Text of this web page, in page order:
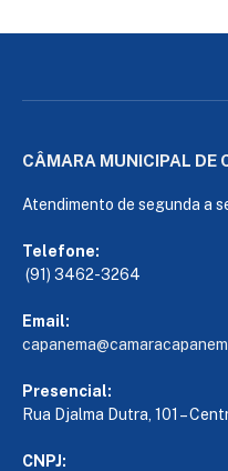
CÂMARA MUNICIPAL DE
Atendimento de segunda a
Telefone:
(91) 3462-3264
Email:
Presencial:
Rua Djalma Dutra, 101 –
CNPJ: